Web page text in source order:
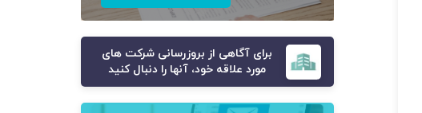
برای آگاهی از بروزرسانی شرکت های
مورد علاقه خود، آنها را دنبال کنید